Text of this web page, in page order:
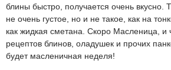
блины быстро, получается очень вкусно.
не очень густое, но и не такое, как на
как жидкая сметана. Скоро Масленица,
рецептов блинов, оладушек и прочих
будет масленичная неделя!